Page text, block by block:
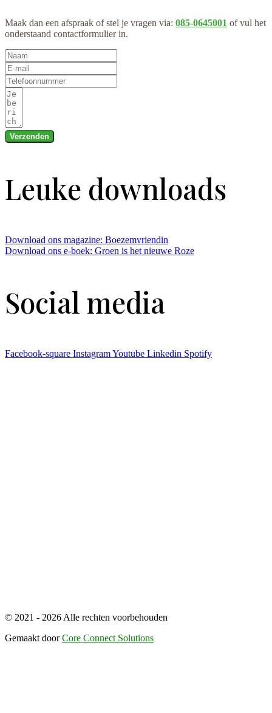
Maak dan een afspraak of stel je vragen via: 085-0645001 of vul het
onderstaand contactformulier in.
Verzenden
Leuke downloads
Download ons magazine: Boezemvriendin
Download ons e-boek: Groen is het nieuwe Roze
Social media
Facebook-square InstagramYoutube Linkedin Spotify
© 2021 - 2026 Alle rechten voorbehouden
Gemaakt doorCore Connect Solutions